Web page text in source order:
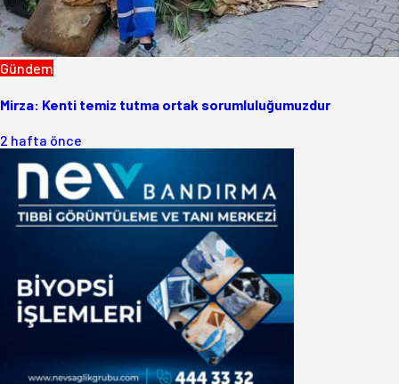
Gündem
Mirza: Kenti temiz tutma ortak sorumluluğumuzdur
2 hafta önce